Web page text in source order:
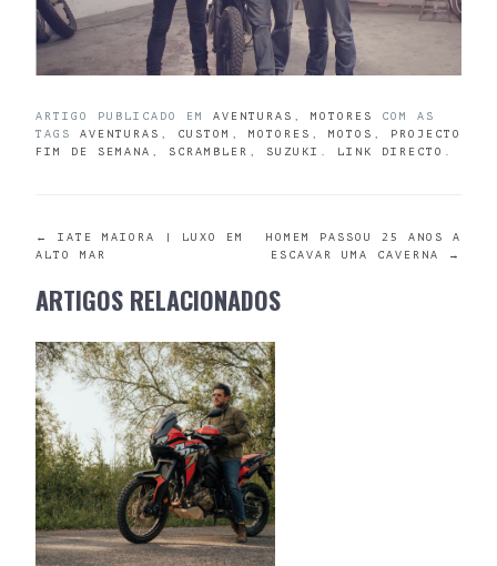
ARTIGO PUBLICADO EM AVENTURAS MOTORES
COM AS
TAGS AVENTURAS CUSTOM MOTORES MOTOS
PROJECTO
FIM DE SEMANA
SCRAMBLER SUZUKI LINK DIRECTO
POST
NAVIGATION
←
IATE MAIORA | LUXO EM
ALTO MAR
HOMEM PASSOU 25 ANOS A
ESCAVAR UMA CAVERNA
→
ARTIGOS RELACIONADOS